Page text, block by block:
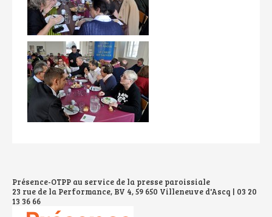
Présence-OTPP au service de la presse paroissiale
23 rue de la Performance, BV 4, 59 650 Villeneuve d'Ascq | 03 20
13 36 66